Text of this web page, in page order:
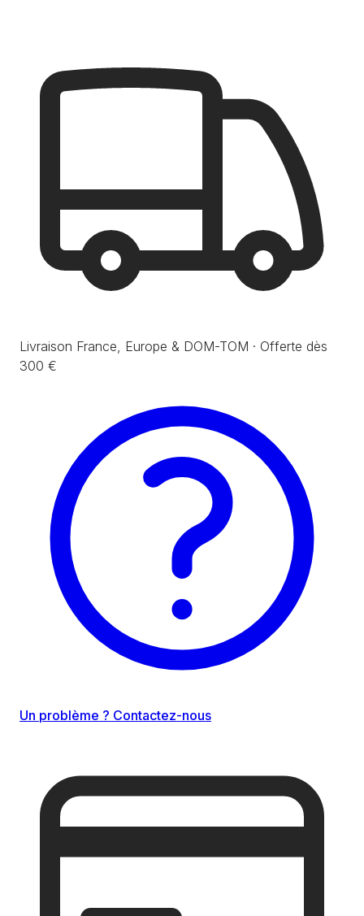
Livraison France, Europe & DOM-TOM · Offerte dès
300 €
Un problème ? Contactez-nous